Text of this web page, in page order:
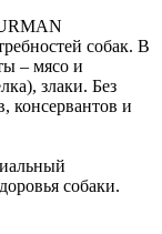
собак. В
– мясо и
злаки. Без
консервантов и
собаки.